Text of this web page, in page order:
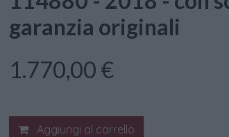
garanzia originali
1.770,00 €
Aggiungi al carrello